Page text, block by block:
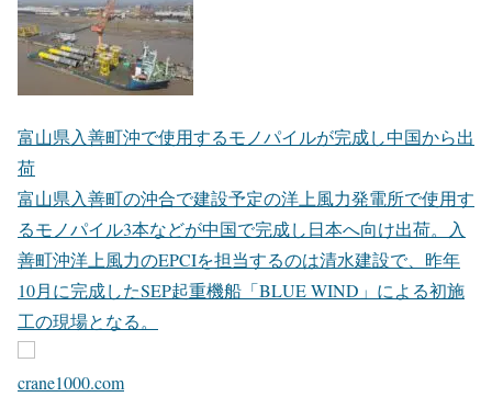
富山県入善町沖で使用するモノパイルが完成し中国から出
荷
富山県入善町の沖合で建設予定の洋上風力発電所で使用す
るモノパイル3本などが中国で完成し日本へ向け出荷。入
善町沖洋上風力のEPCIを担当するのは清水建設で、昨年
10月に完成したSEP起重機船「BLUE WIND」による初施
工の現場となる。
crane1000.com